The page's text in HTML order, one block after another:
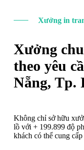
Xưởng in
Xưởng
theo yêu
Nẵng, Tp.
Không chỉ sở hữu
lồ với + 199.899 độ
khách có thể cung